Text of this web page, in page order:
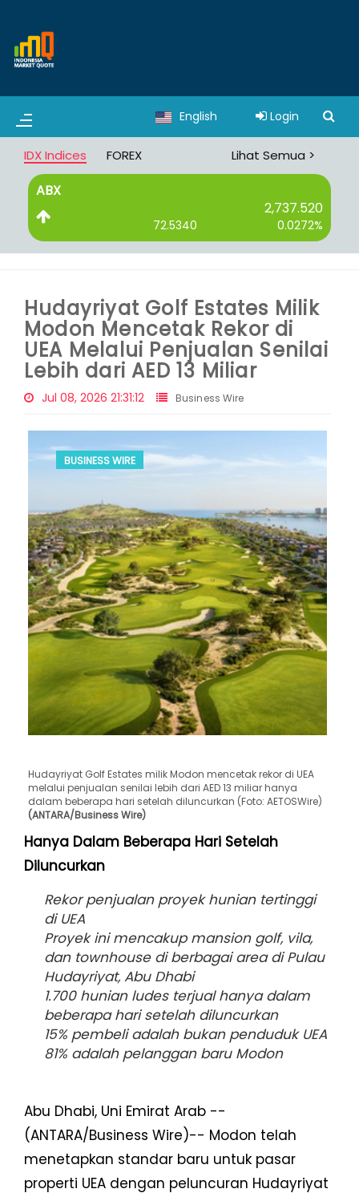
English Login
IDX Indices FOREX Lihat Semua >
ABX
2,737.520
72.5340 0.0272%
Hudayriyat Golf Estates Milik
Modon Mencetak Rekor di
UEA Melalui Penjualan Senilai
Lebih dari AED 13 Miliar
Jul 08, 2026 21:31:12 Business Wire
BUSINESS WIRE
Hudayriyat Golf Estates milik Modon mencetak rekor di UEA
melalui penjualan senilai lebih dari AED 13 miliar hanya
dalam beberapa hari setelah diluncurkan (Foto: AETOSWire)
(ANTARA/Business Wire)
Hanya Dalam Beberapa Hari Setelah
Diluncurkan
Rekor penjualan proyek hunian tertinggi
di UEA
Proyek ini mencakup mansion golf, vila,
dan townhouse di berbagai area di Pulau
Hudayriyat, Abu Dhabi
1.700 hunian ludes terjual hanya dalam
beberapa hari setelah diluncurkan
15% pembeli adalah bukan penduduk UEA
81% adalah pelanggan baru Modon
Abu Dhabi, Uni Emirat Arab --
(ANTARA/Business Wire)-- Modon telah
menetapkan standar baru untuk pasar
properti UEA dengan peluncuran Hudayriyat